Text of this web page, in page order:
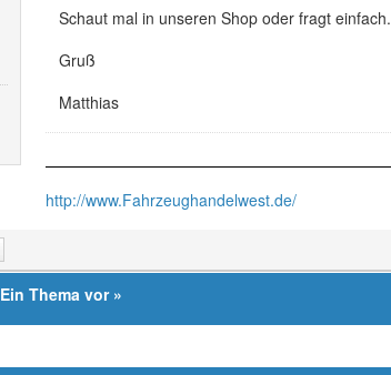
Schaut mal in unseren Shop oder fragt einfach.
Gruß
Matthias
http://www.Fahrzeughandelwest.de/
Ein Thema vor»